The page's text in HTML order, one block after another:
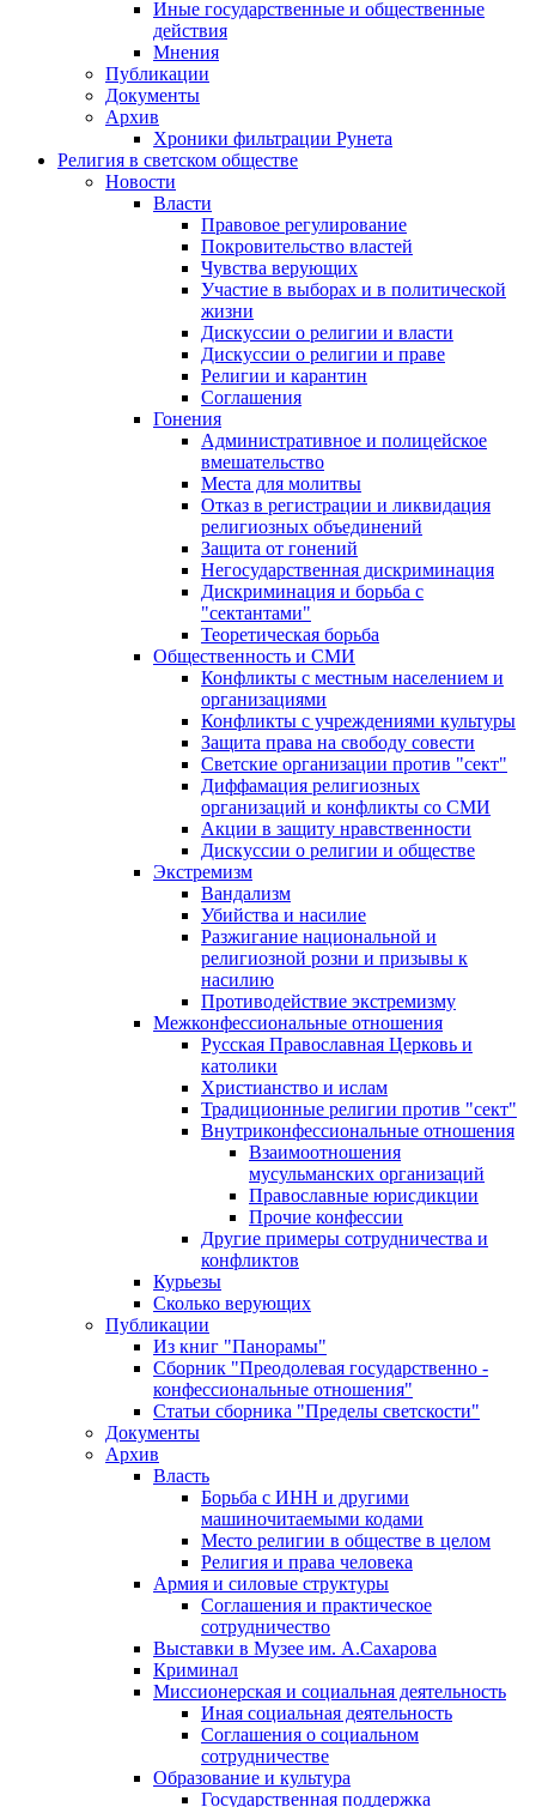
Иные государственные и общественные
действия
Мнения
Публикации
Документы
Архив
Хроники фильтрации Рунета
Религия в светском обществе
Новости
Власти
Правовое регулирование
Покровительство властей
Чувства верующих
Участие в выборах и в политической
жизни
Дискуссии о религии и власти
Дискуссии о религии и праве
Религии и карантин
Соглашения
Гонения
Административное и полицейское
вмешательство
Места для молитвы
Отказ в регистрации и ликвидация
религиозных объединений
Защита от гонений
Негосударственная дискриминация
Дискриминация и борьба с
"сектантами"
Теоретическая борьба
Общественность и СМИ
Конфликты с местным населением и
организациями
Конфликты с учреждениями культуры
Защита права на свободу совести
Светские организации против "сект"
Диффамация религиозных
организаций и конфликты со СМИ
Акции в защиту нравственности
Дискуссии о религии и обществе
Экстремизм
Вандализм
Убийства и насилие
Разжигание национальной и
религиозной розни и призывы к
насилию
Противодействие экстремизму
Межконфессиональные отношения
Русская Православная Церковь и
католики
Христианство и ислам
Традиционные религии против "сект"
Внутриконфессиональные отношения
Взаимоотношения
мусульманских организаций
Православные юрисдикции
Прочие конфессии
Другие примеры сотрудничества и
конфликтов
Курьезы
Сколько верующих
Публикации
Из книг "Панорамы"
Сборник "Преодолевая государственно -
конфессиональные отношения"
Статьи сборника "Пределы светскости"
Документы
Архив
Власть
Борьба с ИНН и другими
машиночитаемыми кодами
Место религии в обществе в целом
Религия и права человека
Армия и силовые структуры
Соглашения и практическое
сотрудничество
Выставки в Музее им. А.Сахарова
Криминал
Миссионерская и социальная деятельность
Иная социальная деятельность
Соглашения о социальном
сотрудничестве
Образование и культура
Государственная поддержка